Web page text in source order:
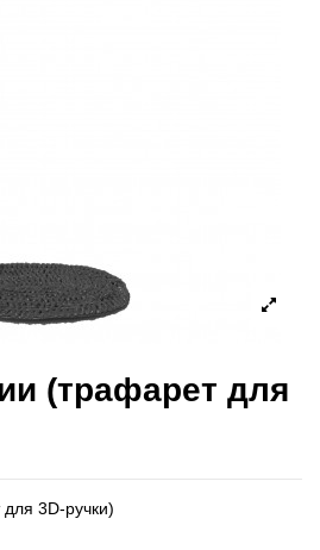
(трафарет для
3D-ручки)